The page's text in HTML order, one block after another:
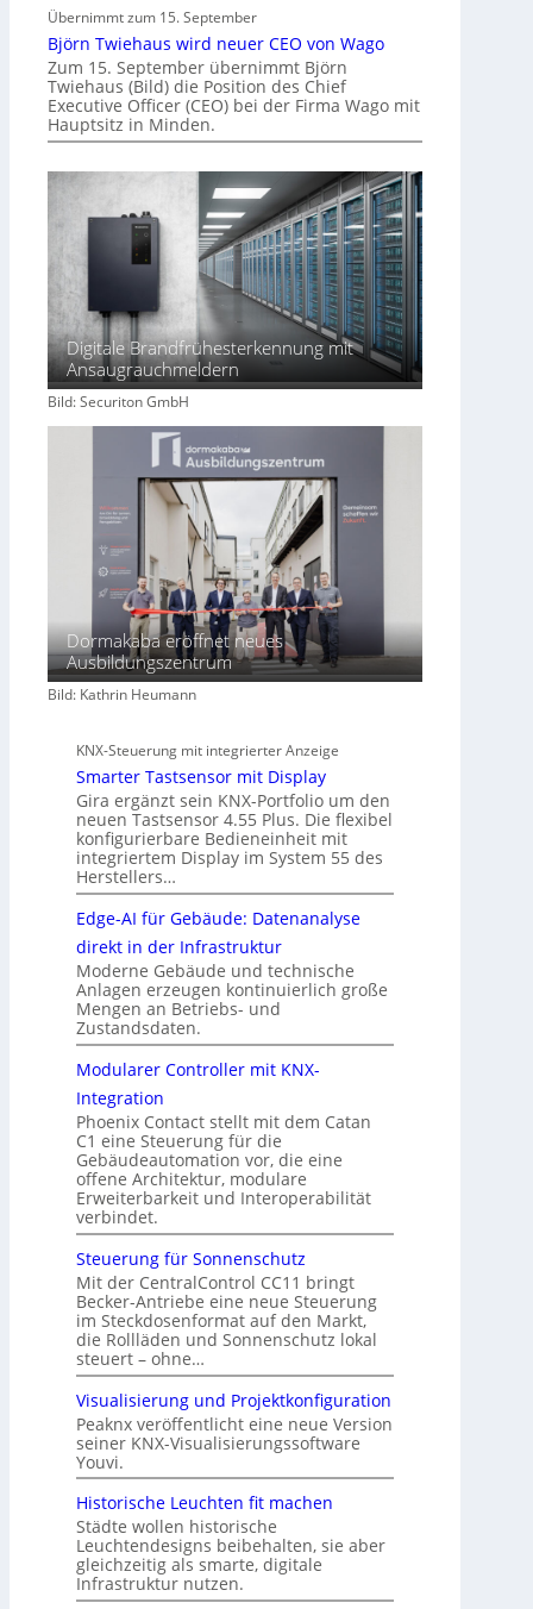
m
m
o
b
i
l
w
s
c
h
t
Übernimmt zum 15. September
Björn Twiehaus wird neuer CEO von Wago
Zum 15. September übernimmt Björn
Twiehaus (Bild) die Position des Chief
Executive Officer (CEO) bei der Firma Wago mit
Hauptsitz in Minden.
Digitale Brandfrühesterkennung mit
Ansaugrauchmeldern
Bild: Securiton GmbH
Dormakaba eröffnet neues
Ausbildungszentrum
Bild: Kathrin Heumann
KNX-Steuerung mit integrierter Anzeige
Smarter Tastsensor mit Display
Gira ergänzt sein KNX-Portfolio um den
neuen Tastsensor 4.55 Plus. Die flexibel
konfigurierbare Bedieneinheit mit
integriertem Display im System 55 des
Herstellers…
Edge-AI für Gebäude: Datenanalyse
direkt in der Infrastruktur
Moderne Gebäude und technische
Anlagen erzeugen kontinuierlich große
Mengen an Betriebs- und
Zustandsdaten.
Modularer Controller mit KNX-
Integration
Phoenix Contact stellt mit dem Catan
C1 eine Steuerung für die
Gebäudeautomation vor, die eine
offene Architektur, modulare
Erweiterbarkeit und Interoperabilität
verbindet.
Steuerung für Sonnenschutz
Mit der CentralControl CC11 bringt
Becker-Antriebe eine neue Steuerung
im Steckdosenformat auf den Markt,
die Rollläden und Sonnenschutz lokal
steuert – ohne…
Visualisierung und Projektkonfiguration
Peaknx veröffentlicht eine neue Version
seiner KNX-Visualisierungssoftware
Youvi.
Historische Leuchten fit machen
Städte wollen historische
Leuchtendesigns beibehalten, sie aber
gleichzeitig als smarte, digitale
Infrastruktur nutzen.